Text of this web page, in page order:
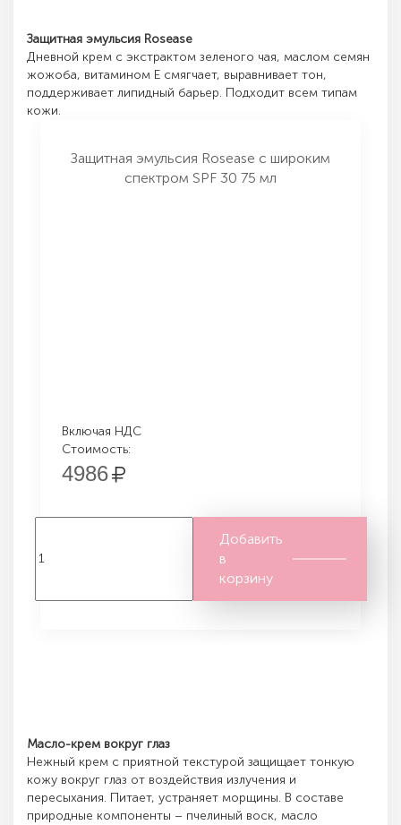
Защитная эмульсия Rosease
Дневной крем с экстрактом зеленого чая, маслом семян
жожоба, витамином Е смягчает, выравнивает тон,
поддерживает липидный барьер. Подходит всем типам
кожи.
Защитная эмульсия Rosease с широким
спектром SPF 30 75 мл
Включая НДС
Стоимость:
4986
Добавить
в
корзину
Масло-крем вокруг глаз
Нежный крем с приятной текстурой защищает тонкую
кожу вокруг глаз от воздействия излучения и
пересыхания. Питает, устраняет морщины. В составе
природные компоненты – пчелиный воск, масло